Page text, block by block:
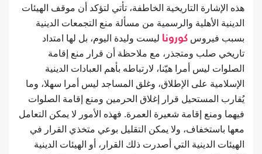
هذه الإشارة التاريخية الخاطفة، تأتي لتؤكد أن موقف الهيئات
الدينية الأهلية والرسمية من مسألة منع التجمعات الدينية
بسبب فيروس كورونا ليست وليدة اليوم، بل لها امتداد
تاريخي صلب ومتجذر، مع ملاحظة أن قرار منع إقامة
الصلوات ليس أمرا هيّنا، لارتباطه بأهم العبادات الدينية
الإسلامية على الإطلاق، وغلق المساجد ليس أمرا سهلا، وما
يُقارب المستحيل قرار إغلاق الحرمين ومنع إقامة الصلوات
فيهما ومنع إقامة شعيرة العمرة. فهذه الأمور لا يمكن التعامل
معها باستخفاف، ولا يمكن التقليل بوعي متخذي القرار في
الهيئات الدينية التي أصدرت ذلك القرار، أو الهيئات الدينية